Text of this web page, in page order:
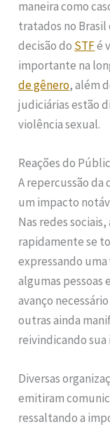
maneira como
tratados no
decisão do STFé
importante na
de gênero, além
judiciárias estão
violência sexual.
Reações do
A repercussão da
um impacto
Nas redes sociais,
rapidamente se
expressando
algumas pessoas
avanço
outras ainda
reivindicando sua
Diversas
emitiram
ressaltando a